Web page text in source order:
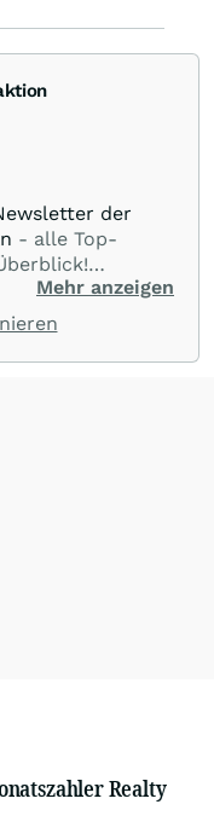
der
- alle Top-
Thema!Für
Channel ist
Mehr anzeigen
Realty